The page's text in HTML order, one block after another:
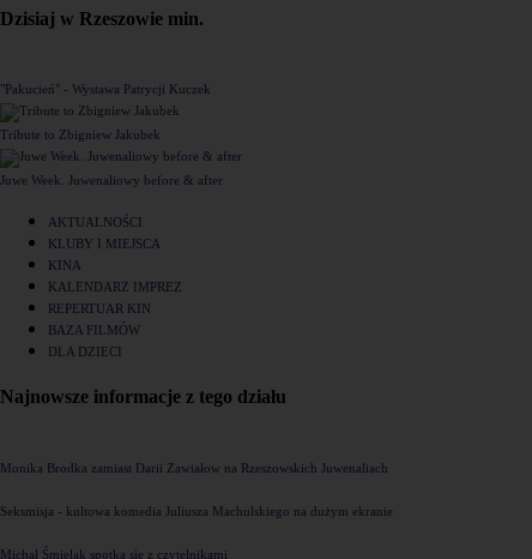
Dzisiaj w Rzeszowie min.
"Pakucień" - Wystawa Patrycji Kuczek
Tribute to Zbigniew Jakubek
Juwe Week. Juwenaliowy before & after
AKTUALNOŚCI
KLUBY I MIEJSCA
KINA
KALENDARZ IMPREZ
REPERTUAR KIN
BAZA FILMÓW
DLA DZIECI
Najnowsze informacje z tego działu
Monika Brodka zamiast Darii Zawiałow na Rzeszowskich Juwenaliach
Seksmisja - kultowa komedia Juliusza Machulskiego na dużym ekranie
Michał Śmielak spotka się z czytelnikami